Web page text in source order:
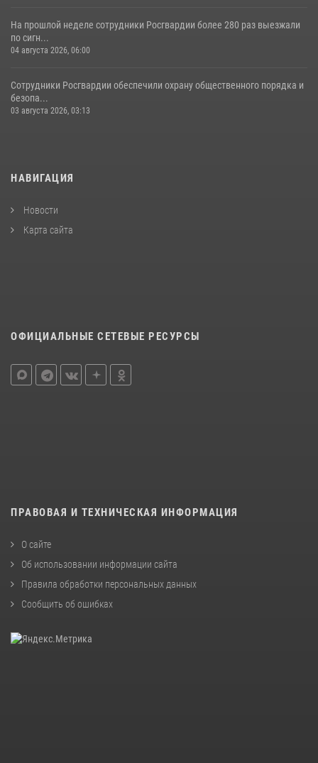
На прошлой неделе сотрудники Росгвардии более 280 раз выезжали
по сигн...
04 августа 2026, 06:00
Сотрудники Росгвардии обеспечили охрану общественного порядка и
безопа...
03 августа 2026, 03:13
НАВИГАЦИЯ
Новости
Карта сайта
ОФИЦИАЛЬНЫЕ СЕТЕВЫЕ РЕСУРСЫ
ПРАВОВАЯ И ТЕХНИЧЕСКАЯ ИНФОРМАЦИЯ
О сайте
Об использовании информации сайта
Правила обработки персональных данных
Сообщить об ошибках